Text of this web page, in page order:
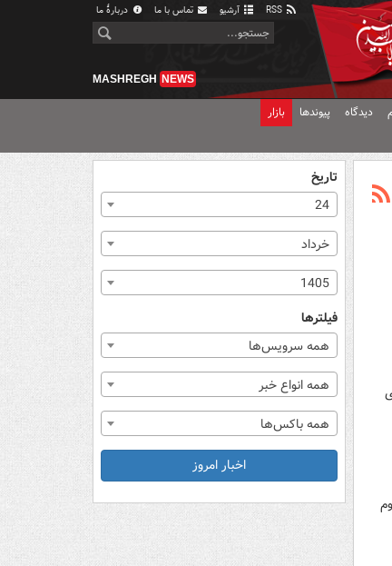
آرشیو تماس با ما دربارهٔ ما
MASHREGH NEWS
دیدگاه پیوندها بازار
تاریخ
24
خرداد
1405
فیلترها
همه سرویس‌ها
همه انواع خبر
همه باکس‌ها
اخبار امروز